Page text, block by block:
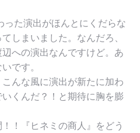
った演出がほんとにくだらな
しまいました。なんだろ、
への演出なんですけど。 あ
です。
こんな風に演出が新たに加わ
くんだ？ ！と期待に胸を膨
！『ヒネミの商人』 をどう